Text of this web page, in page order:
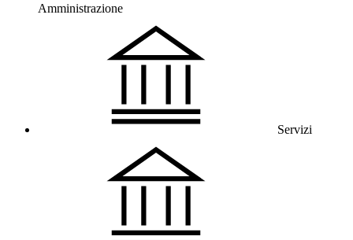
Amministrazione
Servizi